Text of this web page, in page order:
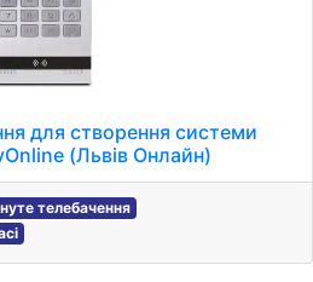
для створення системи
(Львів Онлайн)
телебачення